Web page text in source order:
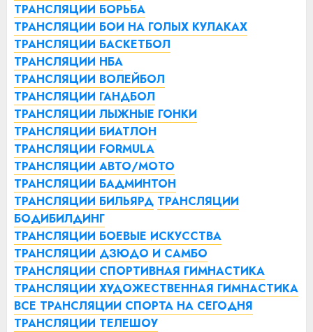
ТРАНСЛЯЦИИ БОРЬБА
ТРАНСЛЯЦИИ БОИ НА ГОЛЫХ КУЛАКАХ
ТРАНСЛЯЦИИ БАСКЕТБОЛ
ТРАНСЛЯЦИИ НБА
ТРАНСЛЯЦИИ ВОЛЕЙБОЛ
ТРАНСЛЯЦИИ ГАНДБОЛ
ТРАНСЛЯЦИИ ЛЫЖНЫЕ ГОНКИ
ТРАНСЛЯЦИИ БИАТЛОН
ТРАНСЛЯЦИИ FORMULA
ТРАНСЛЯЦИИ АВТО/МОТО
ТРАНСЛЯЦИИ БАДМИНТОН
ТРАНСЛЯЦИИ БИЛЬЯРД ТРАНСЛЯЦИИ
БОДИБИЛДИНГ
ТРАНСЛЯЦИИ БОЕВЫЕ ИСКУССТВА
ТРАНСЛЯЦИИ ДЗЮДО И САМБО
ТРАНСЛЯЦИИ СПОРТИВНАЯ ГИМНАСТИКА
ТРАНСЛЯЦИИ ХУДОЖЕСТВЕННАЯ ГИМНАСТИКА
ВСЕ ТРАНСЛЯЦИИ СПОРТА НА СЕГОДНЯ
ТРАНСЛЯЦИИ ТЕЛЕШОУ